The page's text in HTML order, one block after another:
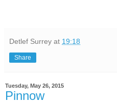
Detlef Surrey at 19:18
Share
Tuesday, May 26, 2015
Pinnow